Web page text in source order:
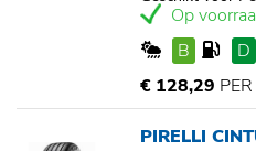
Op
B
D
€ 128,29
PIRELLI